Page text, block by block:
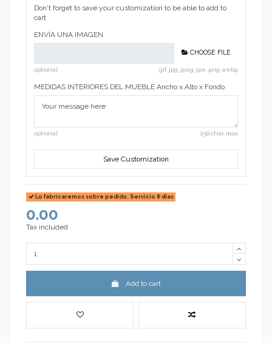
Don't forget to save your customization to be able to add to
cart
ENVÍA UNA IMAGEN
CHOOSE FILE
optional .gif .jpg .jpeg .jpe .png .webp
MEDIDAS INTERIORES DEL MUEBLE Ancho x Alto x Fondo
optional 250 char. max
Save Customization
Lo fabricaremos sobre pedido. Servicio 8 dias
0.00
Tax included
Add to cart